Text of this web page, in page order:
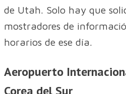
de Utah. Solo hay que
mostradores de
horarios de ese día.
Aeropuerto
Corea del Sur